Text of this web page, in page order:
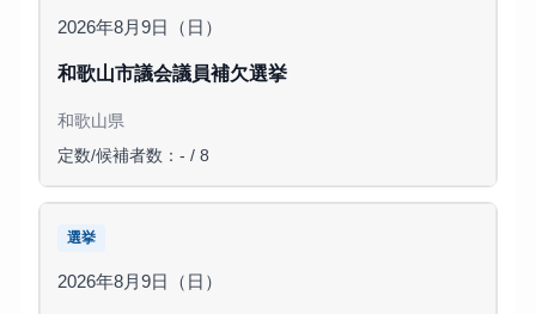
2026年8月9日（日）
和歌山市議会議員補欠選挙
和歌山県
定数/候補者数：- / 8
選挙
2026年8月9日（日）